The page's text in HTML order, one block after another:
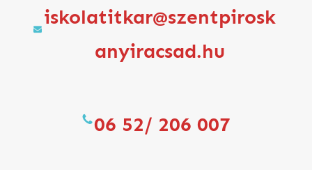
iskolatitkar@szentpirosk
anyiracsad.hu
06 52/ 206 007